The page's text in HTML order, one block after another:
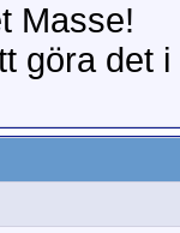
Masse!
göra det